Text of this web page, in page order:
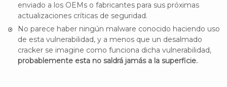
enviado a los OEMs o fabricantes para sus próximas
actualizaciones críticas de seguridad.
No parece haber ningún malware conocido haciendo uso
de esta vulnerabilidad, y a menos que un desalmado
cracker se imagine como funciona dicha vulnerabilidad,
probablemente esta no saldrá jamás a la superficie.